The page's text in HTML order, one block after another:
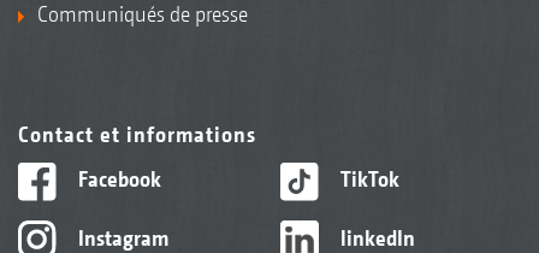
Communiqués de presse
Contact et informations
Facebook
Instagram
TikTok
linkedIn